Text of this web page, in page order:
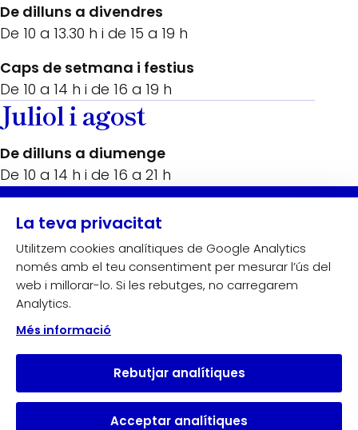
De dilluns a divendres
De 10 a 13.30 h i de 15 a 19 h
Caps de setmana i festius
De 10 a 14 h i de 16 a 19 h
Juliol i agost
De dilluns a diumenge
De 10 a 14 h i de 16 a 21 h
La teva privacitat
Utilitzem cookies analítiques de Google Analytics
només amb el teu consentiment per mesurar l’ús del
web i millorar-lo. Si les rebutges, no carregarem
Analytics.
Més informació
Rebutjar analítiques
Acceptar analítiques